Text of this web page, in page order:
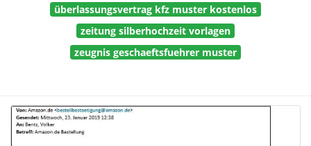
überlassungsvertrag kfz muster kostenlos
zeitung silberhochzeit vorlagen
zeugnis geschaeftsfuehrer muster